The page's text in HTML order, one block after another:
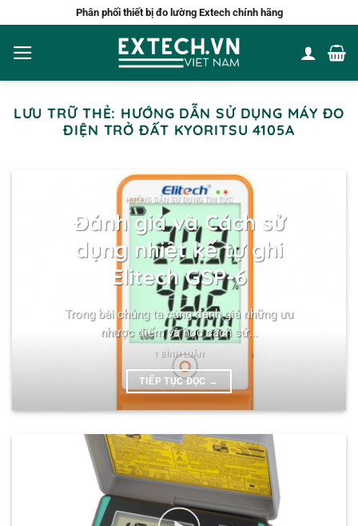
nội
dung
Phân phối thiết bị đo lường Extech chính hãng
LƯU TRỮ THẺ: HƯỚNG DẪN SỬ DỤNG MÁY ĐO
ĐIỆN TRỞ ĐẤT KYORITSU 4105A
HƯỚNG DẪN SỬ DỤNG TIN TỨC
Đánh giá và Cách sử
dụng nhiệt kế tự ghi
Elitech GSP-6
Trong bài chúng ta cùng đánh giá những ưu
nhược điểm và học cách sử...
1 BÌNH LUẬN
TIẾP TỤC ĐỌC →